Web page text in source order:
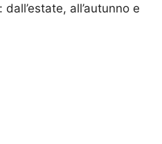
all’autunno e